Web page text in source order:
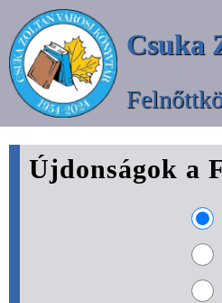
Csuka
Újdonságok a